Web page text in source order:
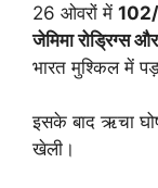
26 ओवरों में
जेमिमा रोड्रिग्स और
भारत मुश्किल में
इसके बाद ऋचा
खेली।